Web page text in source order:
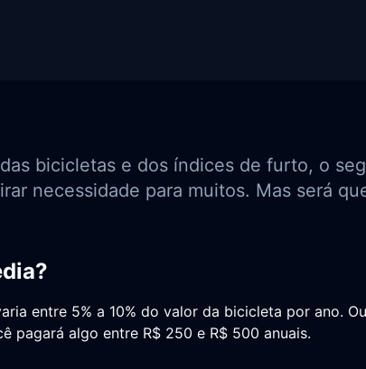
bicicletas e dos índices de furto, o
necessidade para muitos. Mas será
entre 5% a 10% do valor da bicicleta por ano.
pagará algo entre R$ 250 e R$ 500 anuais.